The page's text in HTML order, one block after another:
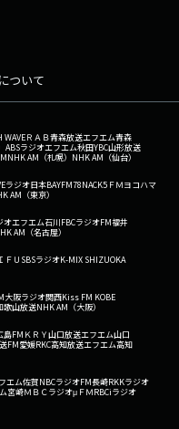
ついて
WAVEＲＡＢ青森放送エフエム青森
ABSラジオエフエム秋田YBC山形放送
NHK AM（札幌） NHK AM（仙台）
ラジオ日本BAYFM78NACK5 ＦＭヨコハマ
AM（東京）
オエフエム石川FBCラジオFM福井
AM（名古屋）
ＦＵ SBSラジオK-MIX SHIZUOKA
大阪ラジオ関西Kiss FM KOBE
歌山放送NHK AM（大阪）
島FM ＫＲＹ山口放送エフエム山口
FM愛媛RKC高知放送エフエム高知
エム佐賀NBCラジオFM長崎RKKラジオ
宮崎ＭＢＣラジオμＦＭRBCiラジオ